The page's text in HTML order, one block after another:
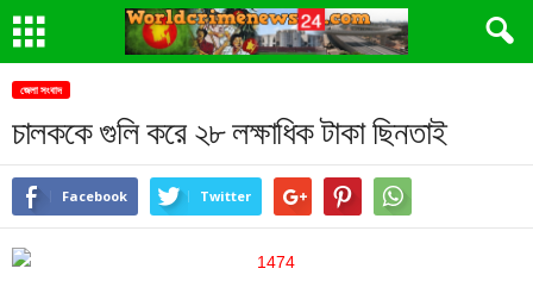
জেলা সংবাদ
চালককে গুলি করে ২৮ লক্ষাধিক টাকা ছিনতাই
Facebook Twitter